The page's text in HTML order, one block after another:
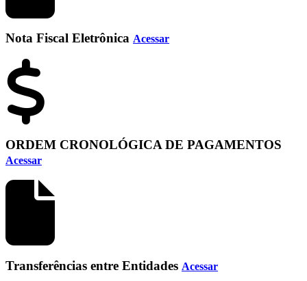
Nota Fiscal Eletrônica Acessar
ORDEM CRONOLÓGICA DE PAGAMENTOS
Acessar
Transferências entre Entidades Acessar